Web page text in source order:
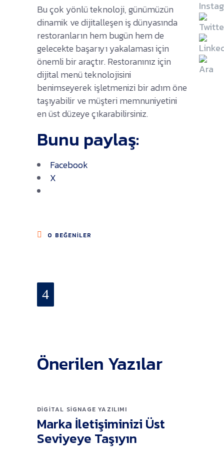
Bu çok yönlü teknoloji, günümüzün
dinamik ve dijitalleşen iş dünyasında
restoranların hem bugün hem de
gelecekte başarıyı yakalaması için
önemli bir araçtır. Restoranınız için
dijital menü teknolojisini
benimseyerek işletmenizi bir adım öne
taşıyabilir ve müşteri memnuniyetini
en üst düzeye çıkarabilirsiniz.
Bunu paylaş:
Facebook
X
0 BEĞENILER
Önerilen Yazılar
DIGITAL SIGNAGE YAZILIMI
Marka İletişiminizi Üst
Seviyeye Taşıyın